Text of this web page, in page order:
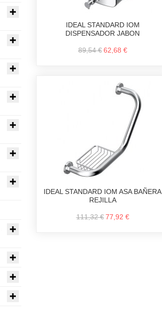
IDEAL STANDARD IOM
DISPENSADOR JABON
89,54 € 62,68 €
IDEAL STANDARD IOM ASA BAÑERA
REJILLA
111,32 € 77,92 €